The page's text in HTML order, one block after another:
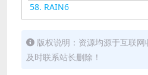
58. RAIN6
版权说明：资源均源于互联
及时联系站长删除！